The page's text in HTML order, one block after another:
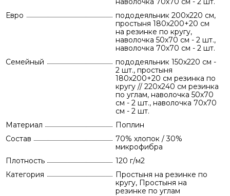
Евро
пододеяльник 200х220 см,
простыня 180х200+20 см
на резинке по кругу,
наволочка 50х70 см - 2 шт.,
наволочка 70х70 см - 2 шт.
Семейный
пододеяльник 150х220 см -
2 шт., простыня
180х200+20 см резинка по
кругу // 220х240 см резинка
по углам, наволочка 50х70
см - 2 шт., наволочка 70х70
см - 2 шт.
Материал
Поплин
Состав
70% хлопок / 30%
микрофибра
Плотность
120 г/м2
Категория
Простыня на резинке по
кругу, Простыня на
резинке по углам